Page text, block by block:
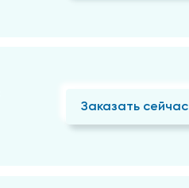
Заказать сейчас